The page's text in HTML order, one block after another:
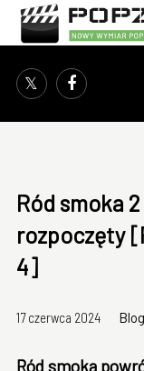
Ród smoka
rozpoczęty
4]
17 czerwca 2024 Blog
Ród smoka